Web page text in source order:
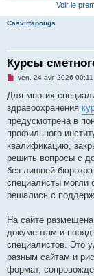
Voir le
Casvirtapougs
Курсы
M
s
a
g
e
n
o
n
l
u
ven. 24 avr. 2026 00:11
Для многих
здравоохранения
предусмотрена в
профильного
квалификацию,
решить вопросы с
без лишней
специалисты могли
решались с
На сайте
документам и
специалистов. Это
разным сайтам и
формат,